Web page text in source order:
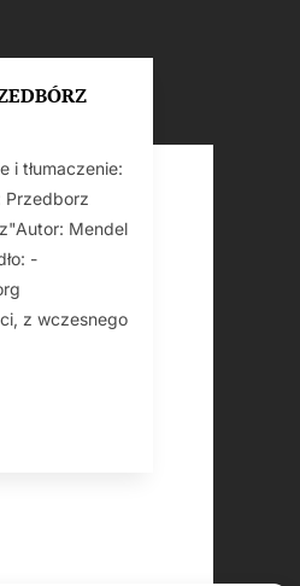
i tłumaczenie:
Przedborz
Mendel
-
z wczesnego